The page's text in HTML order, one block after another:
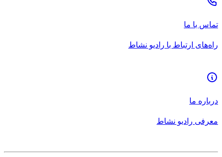
تماس با ما
راه‌های ارتباط با رادیو نشاط
درباره ما
معرفی رادیو نشاط